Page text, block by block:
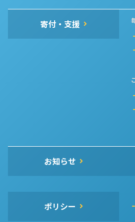
寄付・支援
お知らせ
ポリシー